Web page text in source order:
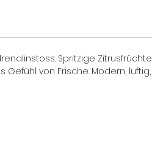
Spritzige Zitrusfrüchte
von Frische. Modern, luftig,